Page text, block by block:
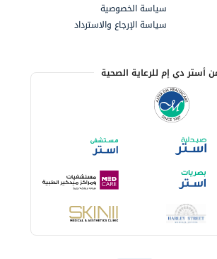
سياسة الخصوصية
سياسة الإرجاع والاسترداد
أستر دي إم للرعاية الصحية